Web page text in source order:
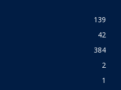
139
42
384
2
1